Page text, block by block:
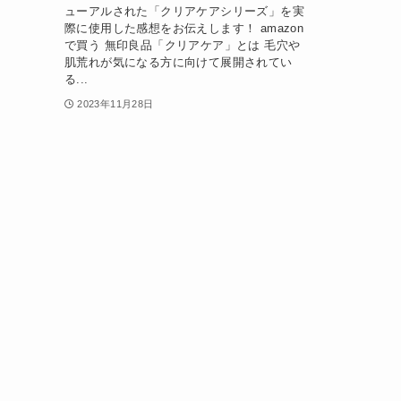
ューアルされた「クリアケアシリーズ」を実
際に使用した感想をお伝えします！ amazon
で買う 無印良品「クリアケア」とは 毛穴や
肌荒れが気になる方に向けて展開されてい
る...
2023年11月28日